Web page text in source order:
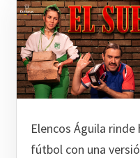
Elencos Águila
fútbol con una